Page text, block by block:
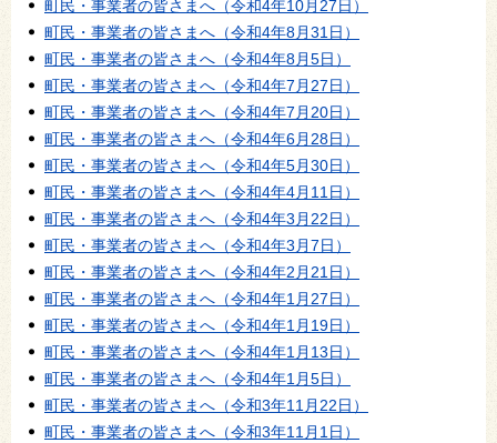
町民・事業者の皆さまへ（令和4年10月27日）
町民・事業者の皆さまへ（令和4年8月31日）
町民・事業者の皆さまへ（令和4年8月5日）
町民・事業者の皆さまへ（令和4年7月27日）
町民・事業者の皆さまへ（令和4年7月20日）
町民・事業者の皆さまへ（令和4年6月28日）
町民・事業者の皆さまへ（令和4年5月30日）
町民・事業者の皆さまへ（令和4年4月11日）
町民・事業者の皆さまへ（令和4年3月22日）
町民・事業者の皆さまへ（令和4年3月7日）
町民・事業者の皆さまへ（令和4年2月21日）
町民・事業者の皆さまへ（令和4年1月27日）
町民・事業者の皆さまへ（令和4年1月19日）
町民・事業者の皆さまへ（令和4年1月13日）
町民・事業者の皆さまへ（令和4年1月5日）
町民・事業者の皆さまへ（令和3年11月22日）
町民・事業者の皆さまへ（令和3年11月1日）